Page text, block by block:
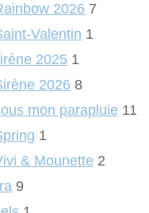
2026 7
Valentin 1
2025 1
2026 8
mon parapluie 11
1
& Mounette 2
9